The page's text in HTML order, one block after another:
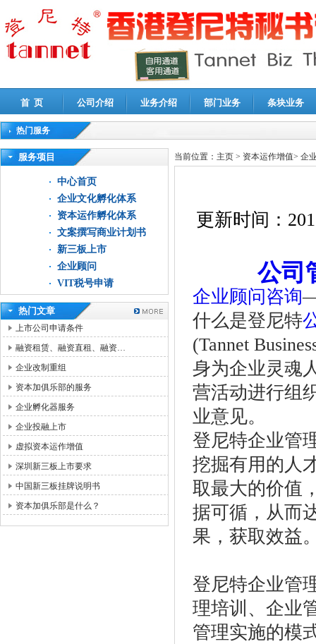
首 页 公司介绍 业务介绍 部门业务 条块业务
热门服务
高新技术企业认定审计|企业所得税汇算清缴申报鉴证
服务项目
中心首页
企业文化孵化体系
资本运作孵化体系
文案撰写商业计划书
新三板上市
企业顾问
VIT税号申请
热门文章
上市公司申请条件
融资租赁、融资直租、融资…
企业改制重组
资本加俱乐部的服务
企业孵化器服务
企业投融上市
虚拟资本运作增值
深圳新三板上市要求
中国新三板挂牌说明书
资本加俱乐部是什么？
当前位置： 主页 > 资本运作增值> 企
更新时间：
公司
企业顾问咨询
什么是登尼特
(Tannet
身为企业灵魂
营活动进行组
业意见。
登尼特企业管
挖掘有用的人
取最大的价值
据可循，从而
果，获取效益
登尼特企业管
理培训、企业
管理实施的模